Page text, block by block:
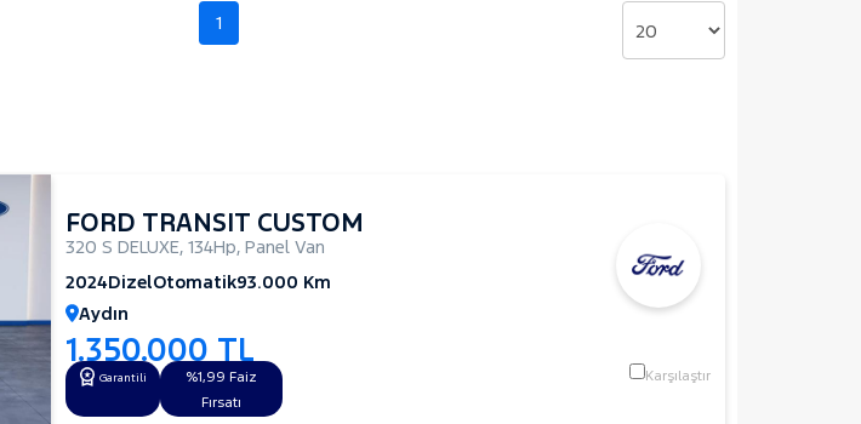
1
FORD TRANSIT CUSTOM
320 S DELUXE, 134Hp, Panel Van
2024DizelOtomatik93.000 Km
Aydın
1.350.000 TL
Garantili
%1,99 Faiz
Fırsatı
Karşılaştır